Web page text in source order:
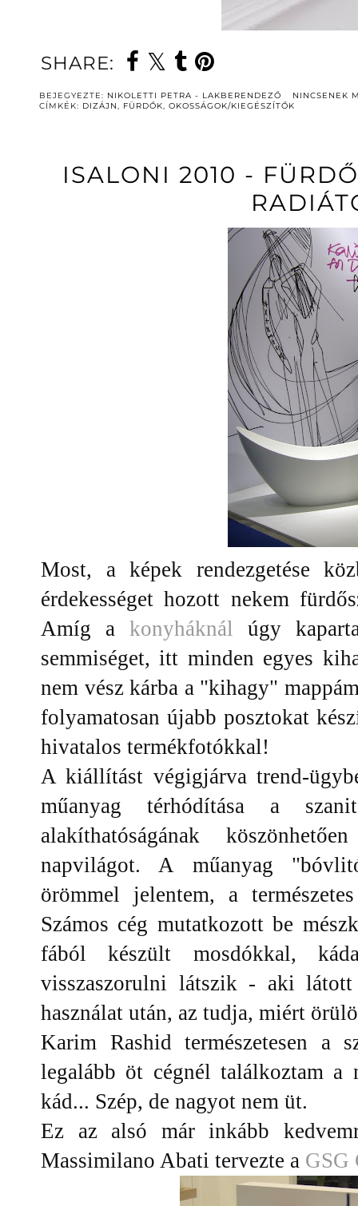
SHARE:
BEJEGYEZTE: NIKOLETTI PETRA - LAKBERENDEZŐ
NINCSENEK
CÍMKÉK: DIZÁJN, FÜRDŐK, OKOSSÁGOK/KIEGÉSZÍTŐK
ISALONI 2010 -
Most, a képek rendezgetése
érdekességet hozott nekem
Amíg a konyháknál úgy
semmiséget, itt minden egyes
nem vész kárba a "kihagy"
folyamatosan újabb posztokat
hivatalos termékfotókkal!
A kiállítást végigjárva trend-
műanyag térhódítása a
alakíthatóságának
napvilágot. A műanyag
örömmel jelentem, a
Számos cég mutatkozott be
fából készült mosdókkal,
visszaszorulni látszik - aki
használat után, az tudja, miért
Karim Rashid természetesen a
legalább öt cégnél találkoztam
kád... Szép, de nagyot nem üt.
Ez az alsó már inkább
Massimilano Abati tervezte a GSG